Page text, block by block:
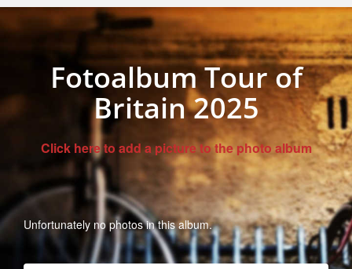
Fotoalbum Tour of
Britain 2025
Click here to add a picture to the photo album
Unfortunately no photos in this album.